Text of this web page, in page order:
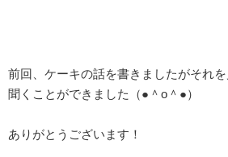
前回、ケーキの話を書きましたがそれ
聞くことができました（●＾o＾●）
ありがとうございます！